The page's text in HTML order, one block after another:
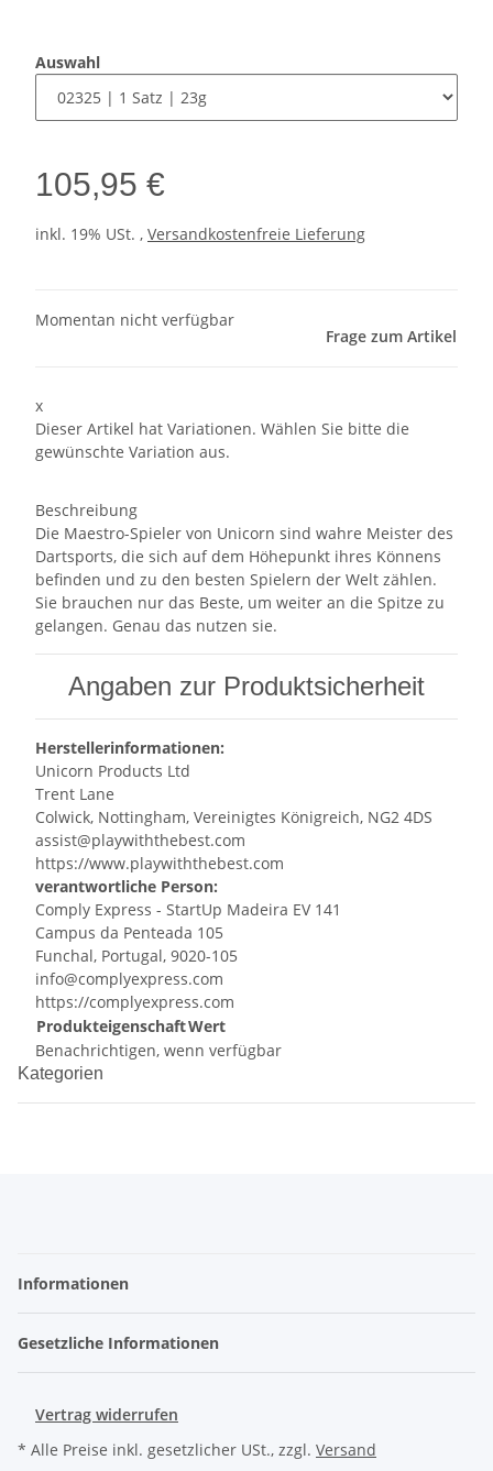
Auswahl
105,95 €
inkl. 19% USt. , Versandkostenfreie Lieferung
Momentan nicht verfügbar
Frage zum Artikel
x
Dieser Artikel hat Variationen. Wählen Sie bitte die
gewünschte Variation aus.
Beschreibung
Die Maestro-Spieler von Unicorn sind wahre Meister des
Dartsports, die sich auf dem Höhepunkt ihres Könnens
befinden und zu den besten Spielern der Welt zählen.
Sie brauchen nur das Beste, um weiter an die Spitze zu
gelangen. Genau das nutzen sie.
Angaben zur Produktsicherheit
Herstellerinformationen:
Unicorn Products Ltd
Trent Lane
Colwick, Nottingham, Vereinigtes Königreich, NG2 4DS
assist@playwiththebest.com
https://www.playwiththebest.com
verantwortliche Person:
Comply Express - StartUp Madeira EV 141
Campus da Penteada 105
Funchal, Portugal, 9020-105
info@complyexpress.com
https://complyexpress.com
ProdukteigenschaftWert
Benachrichtigen, wenn verfügbar
Kategorien
Informationen
Gesetzliche Informationen
Vertrag widerrufen
* Alle Preise inkl. gesetzlicher USt., zzgl. Versand